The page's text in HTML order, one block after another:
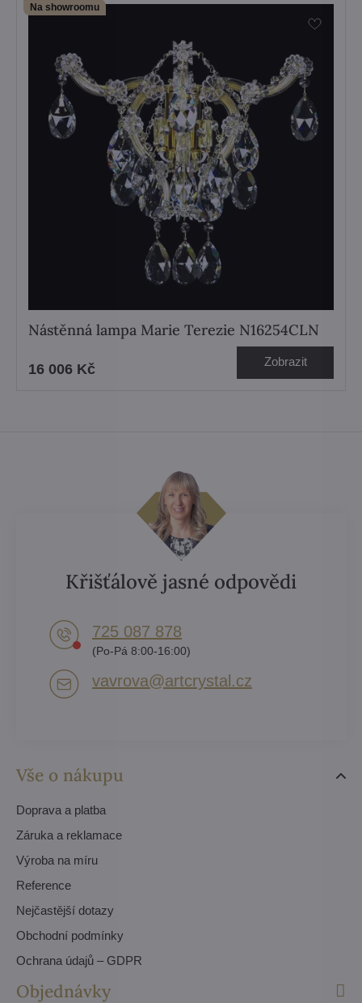
Na showroomu
Nástěnná lampa Marie Terezie N16254CLN
16 006 Kč Zobrazit
Vše o nákupu
Doprava a platba
Záruka a reklamace
Výroba na míru
Reference
Nejčastější dotazy
Obchodní podmínky
Ochrana údajů – GDPR
Objednávky
Křišťálově jasné odpovědi
725 087 878​
(Po-Pá 8:00-16:00)
vavrova​@artcrystal​.cz